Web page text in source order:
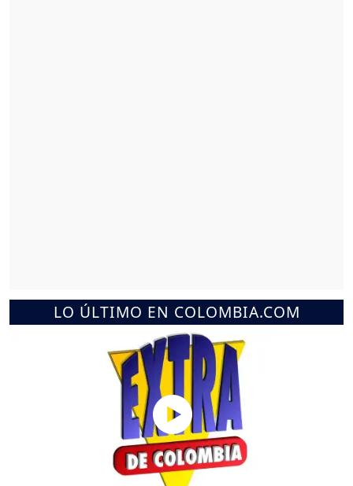
LO ÚLTIMO EN COLOMBIA.COM